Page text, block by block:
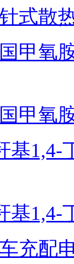
式散
甲氧
甲氧
基1,4-
基1,4-
充配